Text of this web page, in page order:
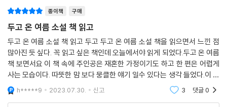
은 과거와는 다른 현재에 도달할 수 있을까. 아니면 서로에게 완전한 과거
로 남게 될까.
소설가 윤성희가 “성해나는 제대로 뒤돌아볼 줄 아는 작가”(추천사)라고
말한바, 『두고 온 여름』은 아쉽게 놓쳐버린 한 순간을 섣부른 비관이나 막
연한 긍정 없이 정확하고 조심스럽게 돌아봄으로써 건져 올린 눈부신 결과
물이다. 소설 속에서 기하와 재하는 기하 아버지가 찍은 사진을 들여다보
며 ‘가족’이었던 한때를 떠올린다. 곱씹으려고 마음먹자 기억은 무수한 결
을 보여주며 자세해지고, 사진에는 박제되지 않은 감정과 표정이 세밀하게
종이책 구매
두고 온 여름 소설 책 읽고
두고 온 여름 소설 책 읽고 두고 두고 온 여름 소설 책을 읽으면서 느낀 점
많아진 듯 싶다. 꼭 읽고 싶은 책인데 오늘에서야 읽게 되었다.두고 온 여름
책 보면서요 이 책 속에 주인공은 재혼한 가정이기도 하고 한 편은 어렵게
사는 모습이다. 따뜻한 맘 보다 뭉클한 얘기 일수 있다는 생각 들었다.이 책
속에 주인공은 사진관으로 해서 물러받는 가훈 아닐까 하는 생각 들었다.
재
h*****9 2023.07.30. 신고 3 댓글0